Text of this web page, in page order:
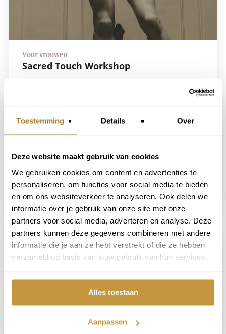
Toestemming Details Over
Deze website maakt gebruik van cookies
We gebruiken cookies om content en advertenties te
personaliseren, om functies voor social media te bieden
en om ons websiteverkeer te analyseren. Ook delen we
informatie over je gebruik van onze site met onze
partners voor social media, adverteren en analyse. Deze
partners kunnen deze gegevens combineren met andere
informatie die je aan ze hebt verstrekt of die ze hebben
verzameld op basis van jouw gebruik van hun services.
Alles toestaan
Aanpassen
Sacred Touch Workshop
Expert
Nienke de Boer, Phd
88.
LEES MEER